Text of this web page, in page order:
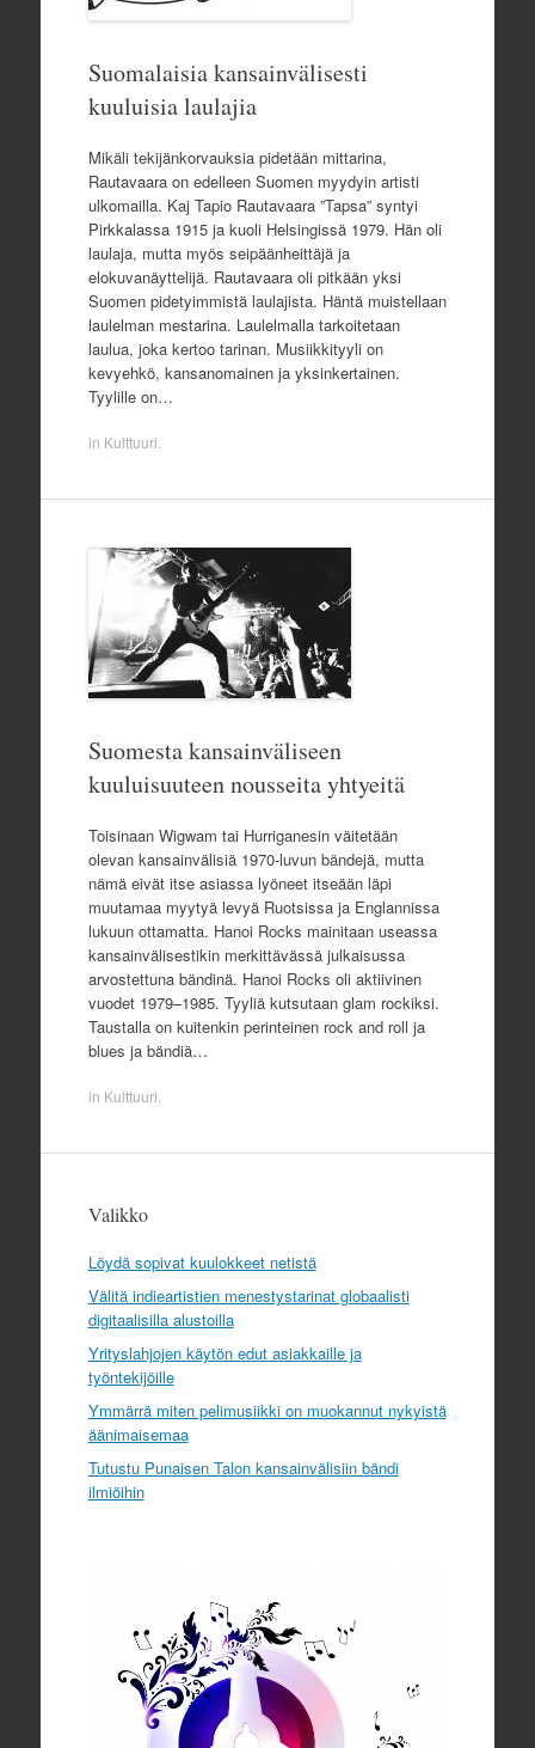
Suomalaisia kansainvälisesti
kuuluisia laulajia
Mikäli tekijänkorvauksia pidetään mittarina,
Rautavaara on edelleen Suomen myydyin artisti
ulkomailla. Kaj Tapio Rautavaara ”Tapsa” syntyi
Pirkkalassa 1915 ja kuoli Helsingissä 1979. Hän oli
laulaja, mutta myös seipäänheittäjä ja
elokuvanäyttelijä. Rautavaara oli pitkään yksi
Suomen pidetyimmistä laulajista. Häntä muistellaan
laulelman mestarina. Laulelmalla tarkoitetaan
laulua, joka kertoo tarinan. Musiikkityyli on
kevyehkö, kansanomainen ja yksinkertainen.
Tyylille on…
in Kulttuuri
Suomesta kansainväliseen
kuuluisuuteen nousseita yhtyeitä
Toisinaan Wigwam tai Hurriganesin väitetään
olevan kansainvälisiä 1970-luvun bändejä, mutta
nämä eivät itse asiassa lyöneet itseään läpi
muutamaa myytyä levyä Ruotsissa ja Englannissa
lukuun ottamatta. Hanoi Rocks mainitaan useassa
kansainvälisestikin merkittävässä julkaisussa
arvostettuna bändinä. Hanoi Rocks oli aktiivinen
vuodet 1979–1985. Tyyliä kutsutaan glam rockiksi.
Taustalla on kuitenkin perinteinen rock and roll ja
blues ja bändiä…
in Kulttuuri
Valikko
Löydä sopivat kuulokkeet netistä
Välitä indieartistien menestystarinat globaalisti
digitaalisilla alustoilla
Yrityslahjojen käytön edut asiakkaille ja
työntekijöille
Ymmärrä miten pelimusiikki on muokannut nykyistä
äänimaisemaa
Tutustu Punaisen Talon kansainvälisiin bändi
ilmiöihin